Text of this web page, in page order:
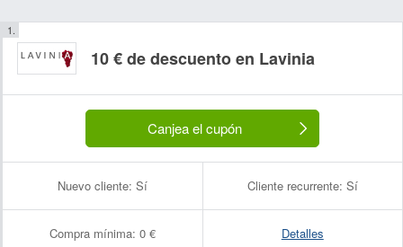
10 € de descuento en Lavinia
Canjea el cupón
Nuevo cliente: Sí Cliente recurrente: Sí
Compra mínima: 0 € Detalles